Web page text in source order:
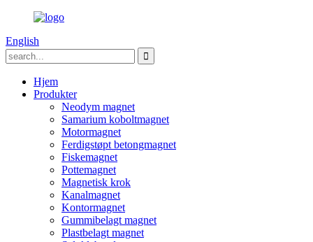
English
Hjem
Produkter
Neodym magnet
Samarium koboltmagnet
Motormagnet
Ferdigstøpt betongmagnet
Fiskemagnet
Pottemagnet
Magnetisk krok
Kanalmagnet
Kontormagnet
Gummibelagt magnet
Plastbelagt magnet